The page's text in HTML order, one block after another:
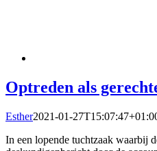
Optreden als
Esther2021-01-
In een lopende tuchtzaak waarbij